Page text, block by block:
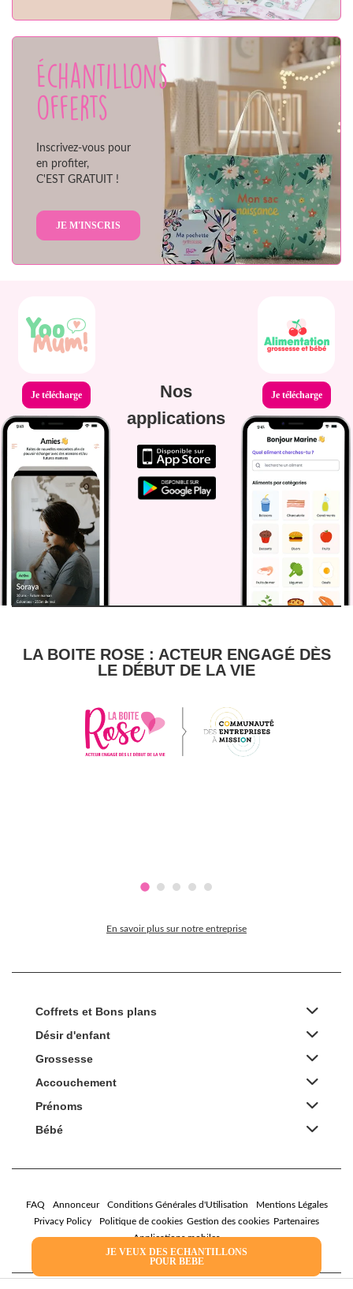
JE VEUX DES ECHANTILLONS
POUR BEBE
Échantillons
offerts
Inscrivez-vous pour
en profiter,
C'EST GRATUIT !
JE M'INSCRIS
Je télécharge
Nos
applications
Je télécharge
LA BOITE ROSE : ACTEUR ENGAGÉ DÈS
LE DÉBUT DE LA VIE
En savoir plus sur notre entreprise
Coffrets et Bons plans
Désir d'enfant
Grossesse
Accouchement
Prénoms
Bébé
FAQ Annonceur Conditions Générales d'Utilisation
Mentions Légales
Privacy Policy
Politique de cookies Gestion des cookies Partenaires
Applications mobiles